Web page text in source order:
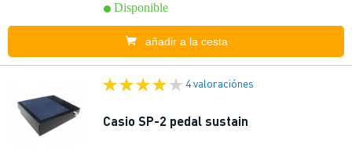
Disponible
añadir a la cesta
4 valoraciónes
Casio SP-2 pedal sustain